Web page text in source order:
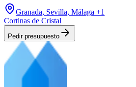
Granada, Sevilla, Málaga +1
Cortinas de Cristal
Pedir presupuesto